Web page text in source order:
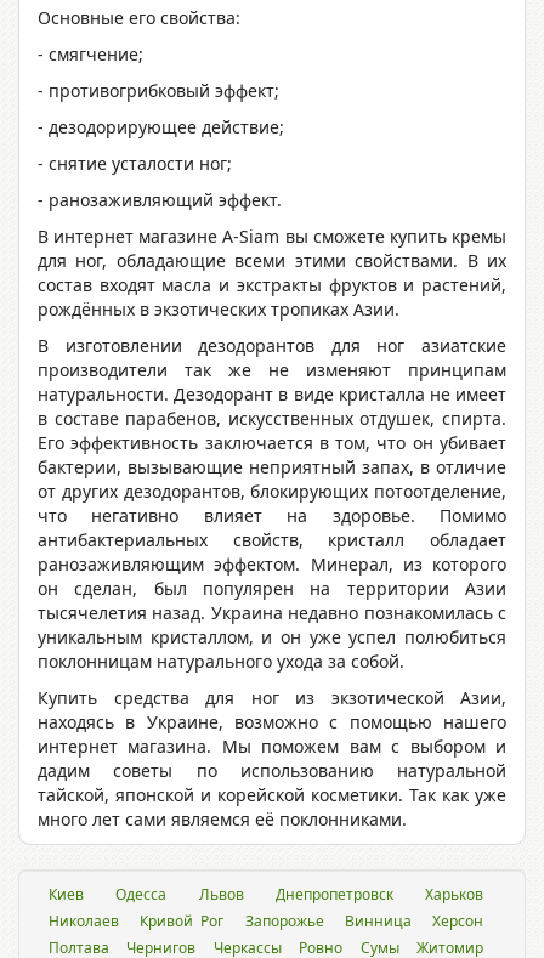
Основные его свойства:
- смягчение;
- противогрибковый эффект;
- дезодорирующее действие;
- снятие усталости ног;
- ранозаживляющий эффект.
В интернет магазине A-Siam вы сможете купить кремы
для ног, обладающие всеми этими свойствами. В их
состав входят масла и экстракты фруктов и растений,
рождённых в экзотических тропиках Азии.
В изготовлении дезодорантов для ног азиатские
производители так же не изменяют принципам
натуральности. Дезодорант в виде кристалла не имеет
в составе парабенов, искусственных отдушек, спирта.
Его эффективность заключается в том, что он убивает
бактерии, вызывающие неприятный запах, в отличие
от других дезодорантов, блокирующих потоотделение,
что негативно влияет на здоровье. Помимо
антибактериальных свойств, кристалл обладает
ранозаживляющим эффектом. Минерал, из которого
он сделан, был популярен на территории Азии
тысячелетия назад. Украина недавно познакомилась с
уникальным кристаллом, и он уже успел полюбиться
поклонницам натурального ухода за собой.
Купить средства для ног из экзотической Азии,
находясь в Украине, возможно с помощью нашего
интернет магазина. Мы поможем вам с выбором и
дадим советы по использованию натуральной
тайской, японской и корейской косметики. Так как уже
много лет сами являемся её поклонниками.
Киев Одесса Львов Днепропетровск
Харьков
Николаев
Кривой Рог Запорожье Винница
Херсон
Полтава
Чернигов Черкассы Ровно Сумы Житомир